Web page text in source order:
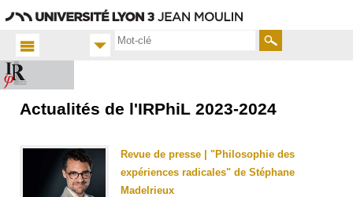
Rechercher
Accueil
Actualités
Actualités de l'IRPhiL 2023-2024
Revue de presse | "Philosophie des
expériences radicales" de Stéphane
Madelrieux